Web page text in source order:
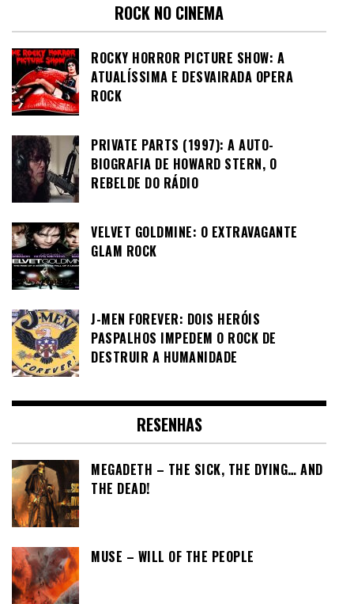
ROCK NO CINEMA
ROCKY HORROR PICTURE SHOW: A
ATUALÍSSIMA E DESVAIRADA OPERA
ROCK
PRIVATE PARTS (1997): A AUTO-
BIOGRAFIA DE HOWARD STERN, O
REBELDE DO RÁDIO
VELVET GOLDMINE: O EXTRAVAGANTE
GLAM ROCK
J-MEN FOREVER: DOIS HERÓIS
PASPALHOS IMPEDEM O ROCK DE
DESTRUIR A HUMANIDADE
RESENHAS
MEGADETH – THE SICK, THE DYING… AND
THE DEAD!
MUSE – WILL OF THE PEOPLE